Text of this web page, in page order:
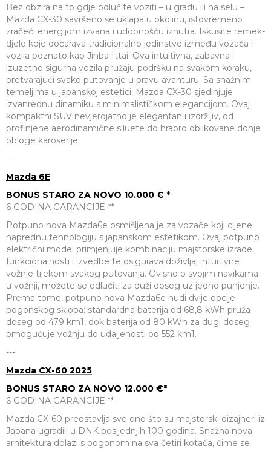
Bez obzira na to gdje odlučite voziti – u gradu ili na selu –
Mazda CX-30 savršeno se uklapa u okolinu, istovremeno
zračeći energijom izvana i udobnošću iznutra. Iskusite remek-
djelo koje dočarava tradicionalno jedinstvo između vozača i
vozila poznato kao Jinba Ittai. Ova intuitivna, zabavna i
izuzetno sigurna vozila pružaju podršku na svakom koraku,
pretvarajući svako putovanje u pravu avanturu. Sa snažnim
temeljima u japanskoj estetici, Mazda CX-30 sjedinjuje
izvanrednu dinamiku s minimalističkom elegancijom. Ovaj
kompaktni SUV nevjerojatno je elegantan i izdržljiv, od
profinjene aerodinamične siluete do hrabro oblikovane donje
obloge karoserije.
---
Mazda 6E
BONUS STARO ZA NOVO 10.000 € *
6 GODINA GARANCIJE **
Potpuno nova Mazda6e osmišljena je za vozače koji cijene
naprednu tehnologiju s japanskom estetikom. Ovaj potpuno
električni model primjenjuje kombinaciju majstorske izrade,
funkcionalnosti i izvedbe te osigurava doživljaj intuitivne
vožnje tijekom svakog putovanja. Ovisno o svojim navikama
u vožnji, možete se odlučiti za duži doseg uz jedno punjenje.
Prema tome, potpuno nova Mazda6e nudi dvije opcije
pogonskog sklopa: standardna baterija od 68,8 kWh pruža
doseg od 479 km1, dok baterija od 80 kWh za dugi doseg
omogućuje vožnju do udaljenosti od 552 km1.
---
Mazda CX-60 2025
BONUS STARO ZA NOVO 12.000 €*
6 GODINA GARANCIJE **
Mazda CX-60 predstavlja sve ono što su majstorski dizajneri iz
Japana ugradili u DNK posljednjih 100 godina. Snažna nova
arhitektura dolazi s pogonom na sva četiri kotača, čime se